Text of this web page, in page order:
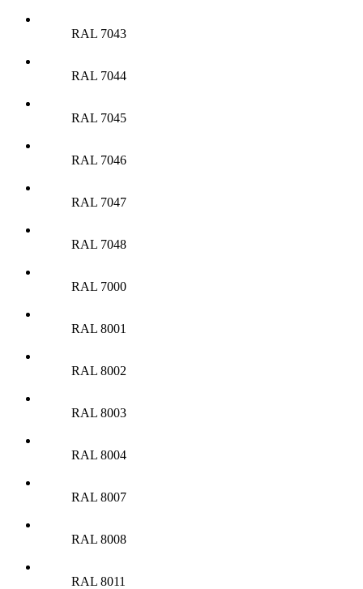
RAL 7043
RAL 7044
RAL 7045
RAL 7046
RAL 7047
RAL 7048
RAL 7000
RAL 8001
RAL 8002
RAL 8003
RAL 8004
RAL 8007
RAL 8008
RAL 8011